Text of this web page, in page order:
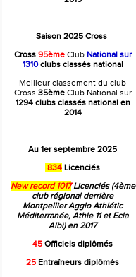
Saison 2025 Cross
Cross95èmeClub National sur
1310clubs classés national
Meilleur classement du club
Cross 35èmeClub National sur
1294 clubs classés national en
2014
Au 1er septembre 2025
834 Licenciés
New record 1017 Licenciés (4ème
club régional derrière
Montpellier Agglo Athlétic
Méditerranée, Athle 11 et Ecla
Albi) en 2017
45 Officiels diplômés
25 Entraîneurs diplômés